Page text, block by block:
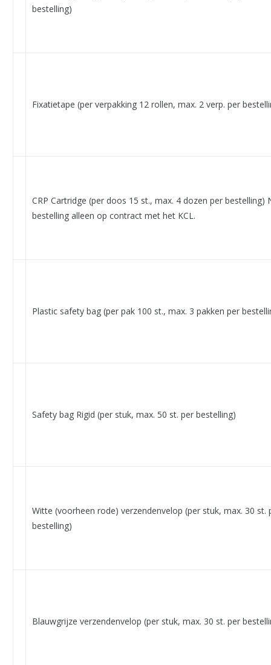
bestelling)
Fixatietape (per verpakking 12 rollen, max. 2 verp. per
CRP Cartridge (per doos 15 st., max. 4 dozen per bestelling)
bestelling alleen op contract met het KCL.
Plastic safety bag (per pak 100 st., max. 3 pakken per
Safety bag Rigid (per stuk, max. 50 st. per bestelling)
Witte (voorheen rode) verzendenvelop (per stuk, max. 30 st.
bestelling)
Blauwgrijze verzendenvelop (per stuk, max. 30 st. per